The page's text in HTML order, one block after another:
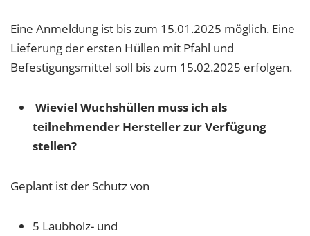
Eine Anmeldung ist bis zum 15.01.2025 möglich. Eine
Lieferung der ersten Hüllen mit Pfahl und
Befestigungsmittel soll bis zum 15.02.2025 erfolgen.
Wieviel Wuchshüllen muss ich als
teilnehmender Hersteller zur Verfügung
stellen?
Geplant ist der Schutz von
5 Laubholz- und